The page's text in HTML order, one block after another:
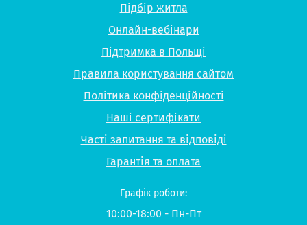
Підбір житла
Онлайн-вебінари
Підтримка в Польщі
Правила користування сайтом
Політика конфіденційності
Наші сертифікати
Часті запитання та відповіді
Гарантія та оплата
Графік роботи:
10:00-18:00 - Пн-Пт